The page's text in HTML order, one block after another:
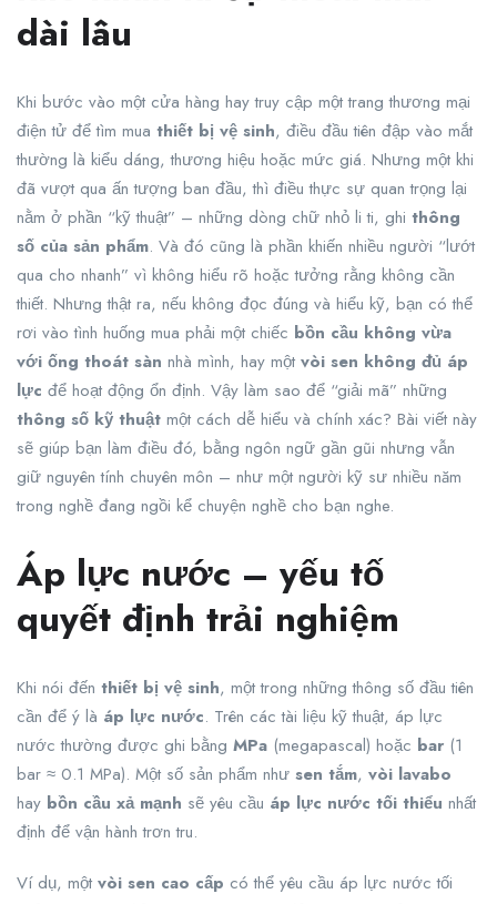
dài lâu
Khi bước vào một cửa hàng hay truy cập một trang thương mại
điện tử để tìm mua thiết bị vệ sinh, điều đầu tiên đập vào mắt
thường là kiểu dáng, thương hiệu hoặc mức giá. Nhưng một khi
đã vượt qua ấn tượng ban đầu, thì điều thực sự quan trọng lại
nằm ở phần “kỹ thuật” – những dòng chữ nhỏ li ti, ghi thông
số của sản phẩm. Và đó cũng là phần khiến nhiều người “lướt
qua cho nhanh” vì không hiểu rõ hoặc tưởng rằng không cần
thiết. Nhưng thật ra, nếu không đọc đúng và hiểu kỹ, bạn có thể
rơi vào tình huống mua phải một chiếc bồn cầu không vừa
với ống thoát sàn nhà mình, hay một vòi sen không đủ áp
lực để hoạt động ổn định. Vậy làm sao để “giải mã” những
thông số kỹ thuật một cách dễ hiểu và chính xác? Bài viết này
sẽ giúp bạn làm điều đó, bằng ngôn ngữ gần gũi nhưng vẫn
giữ nguyên tính chuyên môn – như một người kỹ sư nhiều năm
trong nghề đang ngồi kể chuyện nghề cho bạn nghe.
Áp lực nước – yếu tố
quyết định trải nghiệm
Khi nói đến thiết bị vệ sinh, một trong những thông số đầu tiên
cần để ý là áp lực nước. Trên các tài liệu kỹ thuật, áp lực
nước thường được ghi bằng MPa (megapascal) hoặc bar (1
bar ≈ 0.1 MPa). Một số sản phẩm như sen tắm, vòi lavabo
hay bồn cầu xả mạnh sẽ yêu cầu áp lực nước tối thiểu nhất
định để vận hành trơn tru.
Ví dụ, một vòi sen cao cấp có thể yêu cầu áp lực nước tối